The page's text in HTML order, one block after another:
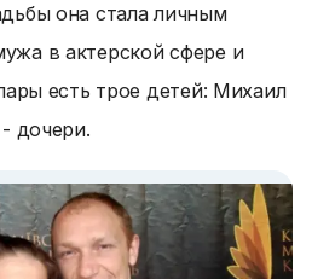
она стала личным
в актерской сфере и
есть трое детей: Михаил
дочери.